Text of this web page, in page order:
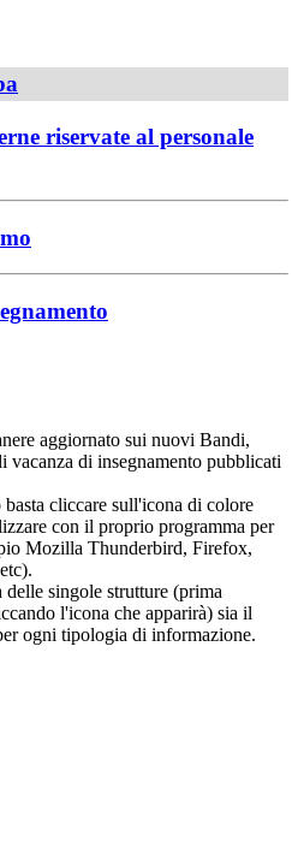
riservate al personale
aggiornato sui nuovi Bandi,
di insegnamento pubblicati
cliccare sull'icona di colore
con il proprio programma per
Mozilla Thunderbird, Firefox,
delle singole strutture (prima
l'icona che apparirà) sia il
ogni tipologia di informazione.